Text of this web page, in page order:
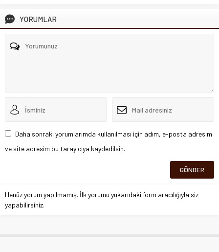
YORUMLAR
Daha sonraki yorumlarımda kullanılması için adım, e-posta adresim
ve site adresim bu tarayıcıya kaydedilsin.
Henüz yorum yapılmamış. İlk yorumu yukarıdaki form aracılığıyla siz
yapabilirsiniz.